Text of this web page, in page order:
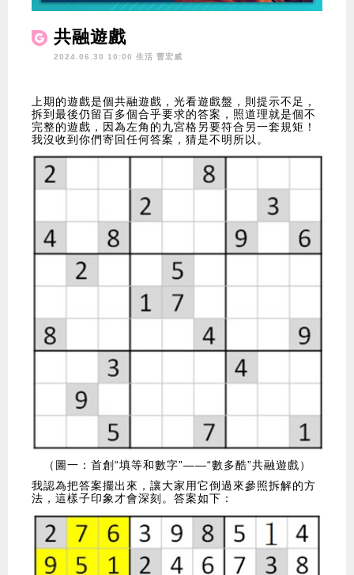
共融遊戲
2024.06.30 10:00 生活 曹宏威
上期的遊戲是個共融遊戲，光看遊戲盤，則提示不足，
拆到最後仍留百多個合乎要求的答案，照道理就是個不
完整的遊戲，因為左角的九宮格另要符合另一套規矩！
我沒收到你們寄回任何答案，猜是不明所以。
（圖一：首創“填等和數字”——“數多酷”共融遊戲）
我認為把答案擺出來，讓大家用它倒過來參照拆解的方
法，這樣子印象才會深刻。答案如下：